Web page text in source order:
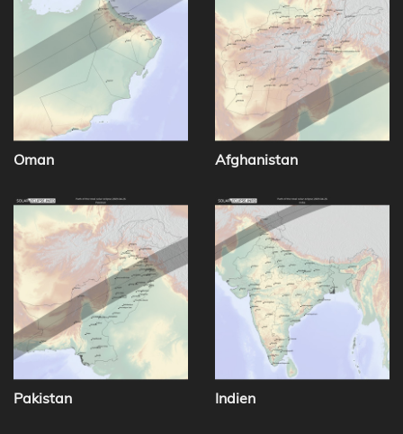
Oman Afghanistan
Pakistan Indien